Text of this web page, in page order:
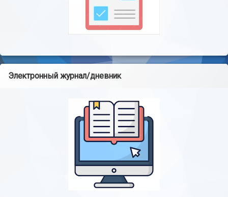
Электронный журнал/дневник